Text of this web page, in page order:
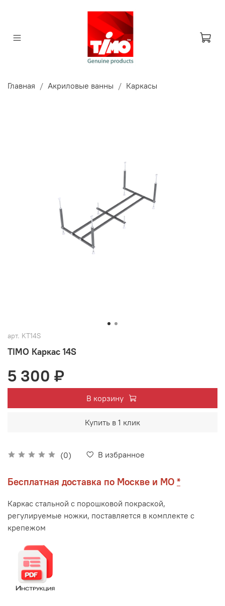
Главная Акриловые ванны Каркасы
арт. KT14S
TIMO Каркас 14S
(0) В избранное
5 300 ₽
В корзину
Купить в 1 клик
Бесплатная доставка по Москве и МО *
Каркас стальной с порошковой покраской,
регулируемые ножки, поставляется в комплекте с
крепежом